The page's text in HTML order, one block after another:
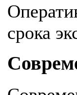
срока